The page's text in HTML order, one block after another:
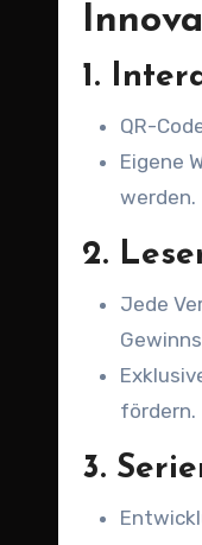
1.
QR-
Eigene
werden.
2.
Jede
fördern.
3.